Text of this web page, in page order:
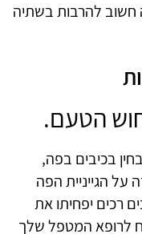
חשוב להרבות בשתיה
הטעם.
בכיבים בפה,
הגייניית הפה
רכים יפחיתו את
לרופא המטפל שלך